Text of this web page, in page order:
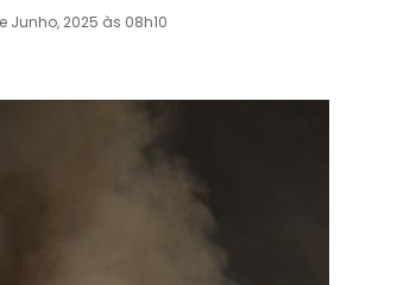
Junho, 2025 às 08h10